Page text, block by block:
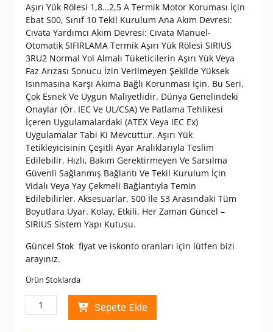
Aşırı Yük Rölesi 1,8…2,5 A Termik Motor Koruması İçin
Ebat S00, Sınıf 10 Tekil Kurulum Ana Akım Devresi:
Cıvata Yardımcı Akım Devresi: Cıvata Manuel-
Otomatik SIFIRLAMA Termik Aşırı Yük Rölesi SIRIUS
3RU2 Normal Yol Almalı Tüketicilerin Aşırı Yük Veya
Faz Arızası Sonucu İzin Verilmeyen Şekilde Yüksek
Isınmasına Karşı Akıma Bağlı Korunması İçin. Bu Seri,
Çok Esnek Ve Uygun Maliyetlidir. Dünya Genelindeki
Onaylar (Ör. IEC Ve UL/CSA) Ve Patlama Tehlikesi
İçeren Uygulamalardaki (ATEX Veya IEC Ex)
Uygulamalar Tabi Ki Mevcuttur. Aşırı Yük
Tetikleyicisinin Çeşitli Ayar Aralıklarıyla Teslim
Edilebilir. Hızlı, Bakım Gerektirmeyen Ve Sarsılma
Güvenli Sağlanmış Bağlantı Ve Tekil Kurulum İçin
Vidalı Veya Yay Çekmeli Bağlantıyla Temin
Edilebilirler. Aksesuarlar, S00 İle S3 Arasındaki Tüm
Boyutlara Uyar. Kolay, Etkili, Her Zaman Güncel –
SIRIUS Sistem Yapı Kutusu.
Güncel Stok fiyat ve iskonto oranları için lütfen bizi
arayınız.
Ürün Stoklarda
Siemens
3RU2116-
Sepete Ekle